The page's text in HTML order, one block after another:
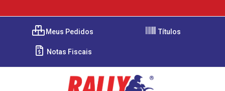
Meus Pedidos Títulos
Notas Fiscais